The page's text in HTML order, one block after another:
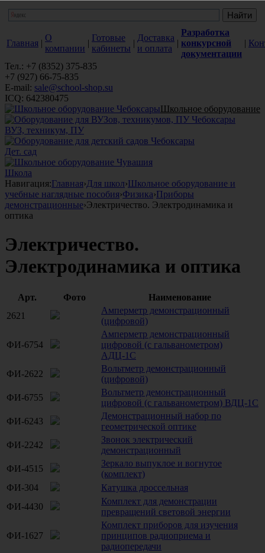
Главная |
О
компании
|
Готовые
кабинеты
|
Доставка
и оплата
|
Разработка
конкурсной
документации
|
Тел.: +7 (8352) 375-835
+7 (927) 66-75-835
E-mail: sale@school-shop.su
ICQ: 642380475
Школьное оборудование
ВУЗ, техникум, ПУ
Дет. сад
Школа
Навигация:Главная›Для школ›Школьное оборудование и
учебные наглядные пособия›Физика›Приборы
демонстрационные›Электричество. Электродинамика и
оптика
Электричество.
Электродинамика и оптика
Арт. Фото
Наименование
2621
Амперметр демонстрационный
(цифровой)
ФИ-6754
Амперметр демонстрационный
цифровой (с гальванометром)
АДЦ-1С
ФИ-2622
Вольтметр демонстрационный
(цифровой)
ФИ-6755
Вольтметр демонстрационный
цифровой (с гальванометром) ВДЦ-1С
ФИ-6243
Демонстрационный набор по
геометрической оптике
ФИ-2242
Звонок электрический
демонстрационный
ФИ-4515
Зеркало выпуклое и вогнутое
(комплект)
ФИ-304
Катушка дроссельная
ФИ-4430
Комплект для демонстрации
превращений световой энергии
ФИ-1627
Комплект приборов для изучения
принципов радиоприема и
радиопередачи